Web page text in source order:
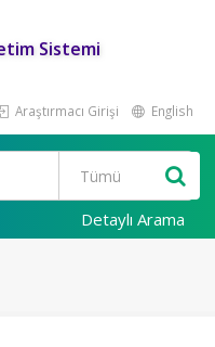
Sistemi
Araştırmacı Girişi English
Detaylı Arama